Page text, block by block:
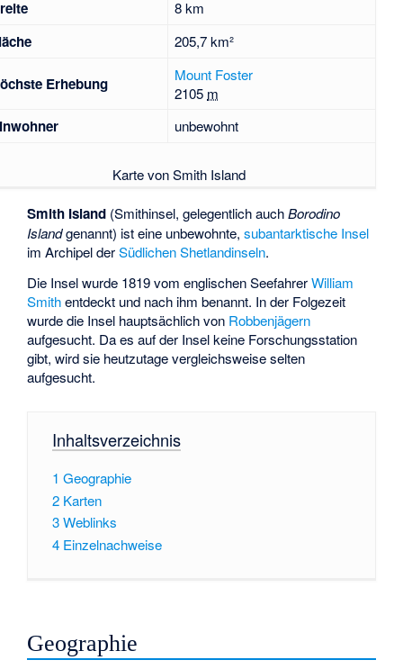
8 km
205,7 km²
Erhebung
Mount Foster
2105 m
unbewohnt
Karte von Smith Island
Smith Island (Smithinsel, gelegentlich auchBorodino
Islandgenannt) ist eine unbewohnte,subantarktische Insel
im Archipel derSüdlichen Shetlandinseln.
Die Insel wurde 1819 vom englischen SeefahrerWilliam
Smithentdeckt und nach ihm benannt. In der Folgezeit
wurde die Insel hauptsächlich von Robbenjägern
aufgesucht. Da es auf der Insel keine Forschungsstation
gibt, wird sie heutzutage vergleichsweise selten
aufgesucht.
Inhaltsverzeichnis
1 Geographie
2 Karten
3Weblinks
4 Einzelnachweise
Geographie